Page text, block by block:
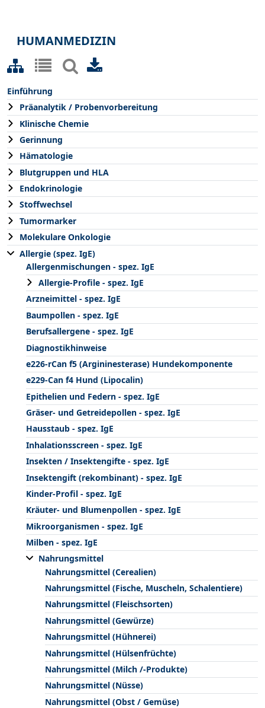
HUMANMEDIZIN
Einführung
Präanalytik / Probenvorbereitung
Klinische Chemie
Gerinnung
Hämatologie
Blutgruppen und HLA
Endokrinologie
Stoffwechsel
Tumormarker
Molekulare Onkologie
Allergie (spez. IgE)
Allergenmischungen - spez. IgE
Allergie-Profile - spez. IgE
Arzneimittel - spez. IgE
Baumpollen - spez. IgE
Berufsallergene - spez. IgE
Diagnostikhinweise
e226-rCan f5 (Argininesterase) Hundekomponente
e229-Can f4 Hund (Lipocalin)
Epithelien und Federn - spez. IgE
Gräser- und Getreidepollen - spez. IgE
Hausstaub - spez. IgE
Inhalationsscreen - spez. IgE
Insekten / Insektengifte - spez. IgE
Insektengift (rekombinant) - spez. IgE
Kinder-Profil - spez. IgE
Kräuter- und Blumenpollen - spez. IgE
Mikroorganismen - spez. IgE
Milben - spez. IgE
Nahrungsmittel
Nahrungsmittel (Cerealien)
Nahrungsmittel (Fische, Muscheln, Schalentiere)
Nahrungsmittel (Fleischsorten)
Nahrungsmittel (Gewürze)
Nahrungsmittel (Hühnerei)
Nahrungsmittel (Hülsenfrüchte)
Nahrungsmittel (Milch /-Produkte)
Nahrungsmittel (Nüsse)
Nahrungsmittel (Obst / Gemüse)